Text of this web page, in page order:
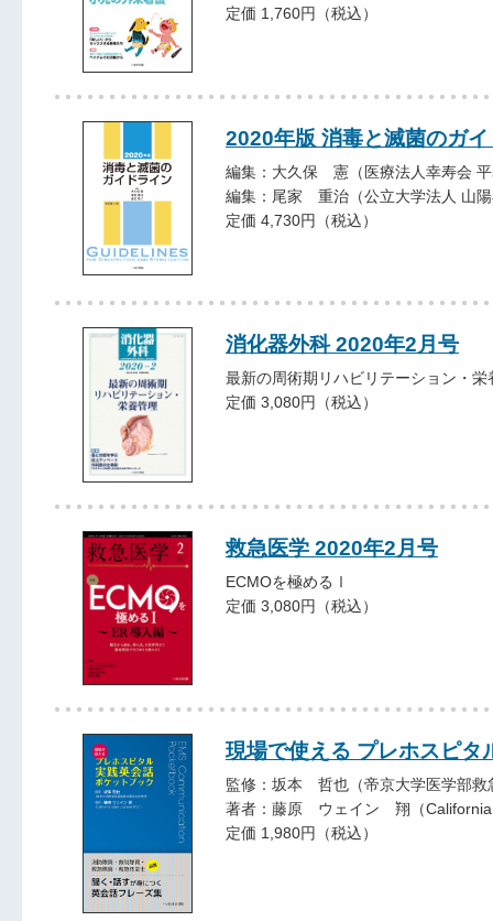
定価 1,760円（税込）
2020年版 消毒と滅菌のガ
編集：大久保 憲（医療法人幸寿会
編集：尾家 重治（公立大学法人 山
定価 4,730円（税込）
消化器外科 2020年2月号
最新の周術期リハビリテーション・栄
定価 3,080円（税込）
救急医学 2020年2月号
ECMOを極めるⅠ
定価 3,080円（税込）
現場で使える プレホスピタ
監修：坂本 哲也（帝京大学医学部救
著者：藤原 ウェイン 翔（California
定価 1,980円（税込）